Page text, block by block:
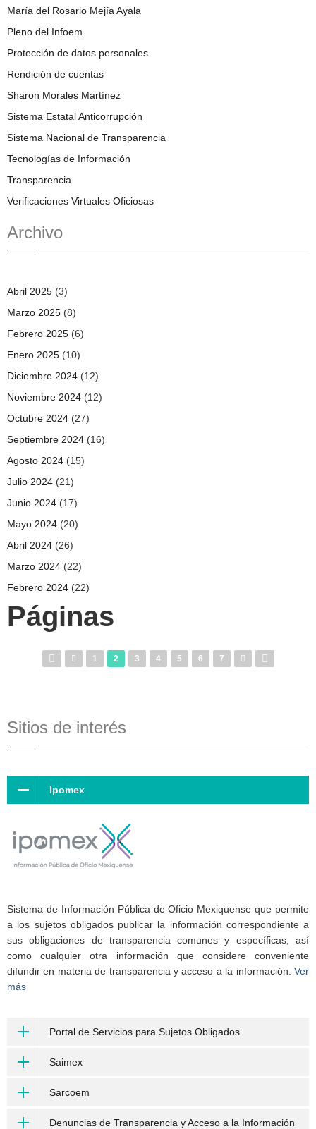
María del Rosario Mejía Ayala
Pleno del Infoem
Protección de datos personales
Rendición de cuentas
Sharon Morales Martínez
Sistema Estatal Anticorrupción
Sistema Nacional de Transparencia
Tecnologías de Información
Transparencia
Verificaciones Virtuales Oficiosas
Archivo
Abril 2025 (3)
Marzo 2025 (8)
Febrero 2025 (6)
Enero 2025 (10)
Diciembre 2024 (12)
Noviembre 2024 (12)
Octubre 2024 (27)
Septiembre 2024 (16)
Agosto 2024 (15)
Julio 2024 (21)
Junio 2024 (17)
Mayo 2024 (20)
Abril 2024 (26)
Marzo 2024 (22)
Febrero 2024 (22)
Páginas
1 2 3 4 5 6 7
Sitios de interés
Ipomex
Sistema de Información Pública de Oficio Mexiquense que permite
a los sujetos obligados publicar la información correspondiente a
sus obligaciones de transparencia comunes y específicas, así
como cualquier otra información que considere conveniente
difundir en materia de transparencia y acceso a la información. Ver
más
Portal de Servicios para Sujetos Obligados
Saimex
Sarcoem
Denuncias de Transparencia y Acceso a la Información